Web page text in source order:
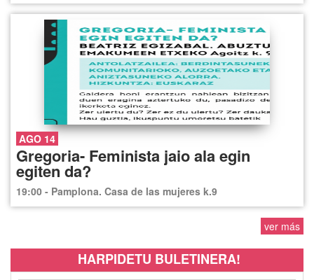
AGO 14
Gregoria- Feminista jaio ala egin
egiten da?
19:00 - Pamplona. Casa de las mujeres k.9
ver más
HARPIDETU BULETINERA!